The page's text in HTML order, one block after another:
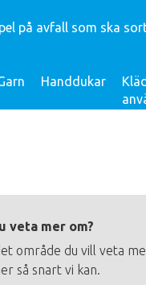
på avfall som ska
Handdukar
veta mer om?
område du vill veta
så snart vi kan.